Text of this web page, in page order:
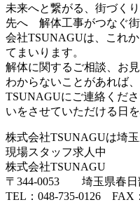
未来へと繋がる、街づく
先へ 解体工事がつなぐ
会社TSUNAGUは、これ
てまいります。
解体に関するご相談、お
わからないことがあれば
TSUNAGUにご連絡くだ
いをさせていただける日
株式会社TSUNAGUは埼
現場スタッフ求人中
株式会社TSUNAGU
〒344-0053 埼玉県春日
TEL：048-735-0126 FAX